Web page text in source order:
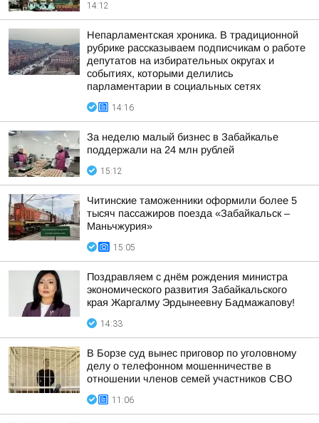
14:12
Непарламентская хроника. В традиционной
рубрике рассказываем подписчикам о работе
депутатов на избирательных округах и
событиях, которыми делились
парламентарии в социальных сетях
14:16
За неделю малый бизнес в Забайкалье
поддержали на 24 млн рублей
15:12
Читинские таможенники оформили более 5
тысяч пассажиров поезда «Забайкальск –
Маньчжурия»
15:05
Поздравляем с днём рождения министра
экономического развития Забайкальского
края Жаргалму Эрдынеевну Бадмажапову!
14:33
В Борзе суд вынес приговор по уголовному
делу о телефонном мошенничестве в
отношении членов семей участников СВО
11:06